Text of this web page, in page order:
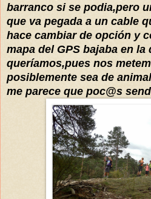
barranco si se podia,pero
que va pegada a un cable
hace cambiar de opción y
mapa del GPS bajaba en
queríamos,pues nos
posiblemente sea de
me parece que poc@s